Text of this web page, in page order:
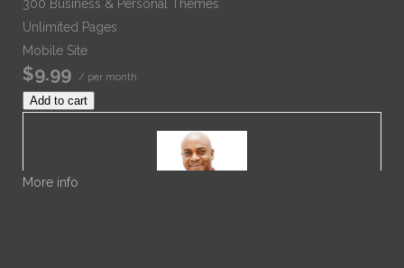
300 Business & Personal Themes
Unlimited Pages
Mobile Site
$9.99 / per month
Add to cart
More info